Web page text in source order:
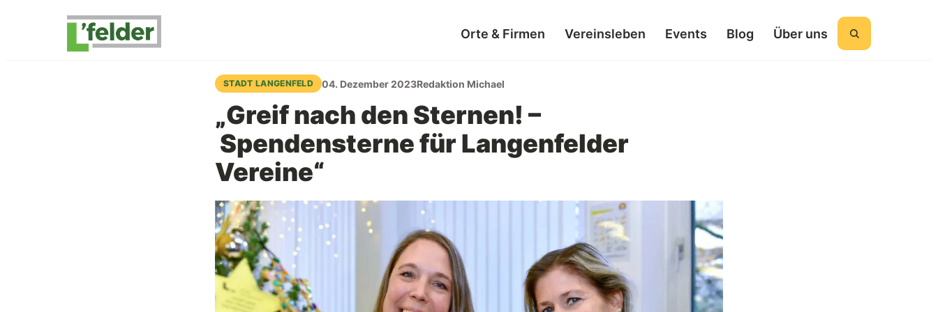
Orte & Firmen Vereinsleben Events Blog Über uns
STADT LANGENFELD 04. Dezember 2023Redaktion Michael
„Greif nach den Sternen! –
Spendensterne für Langenfelder
Vereine“